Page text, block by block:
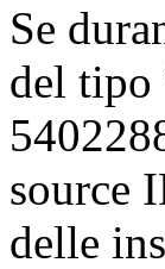
Se
del tipo
source
delle